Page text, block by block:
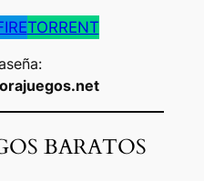
TORRENT
BARATOS